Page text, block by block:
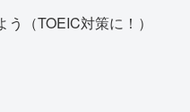
（TOEIC対策に！）